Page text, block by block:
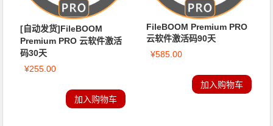
[自动发货]FileBOOM
Premium PRO 云软件激活
码30天
¥255.00
加入购物车
FileBOOM Premium PRO
云软件激活码90天
¥585.00
加入购物车